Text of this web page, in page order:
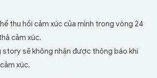
thu hồi cảm xúc của mình trong vòng 24
cảm xúc.
story sẽ không nhận được thông báo khi
xúc.